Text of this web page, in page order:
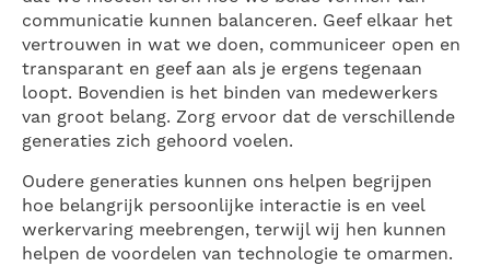
communicatie kunnen balanceren. Geef elkaar het
vertrouwen in wat we doen, communiceer open en
transparant en geef aan als je ergens tegenaan
loopt. Bovendien is het binden van medewerkers
van groot belang. Zorg ervoor dat de verschillende
generaties zich gehoord voelen.
Oudere generaties kunnen ons helpen begrijpen
hoe belangrijk persoonlijke interactie is en veel
werkervaring meebrengen, terwijl wij hen kunnen
helpen de voordelen van technologie te omarmen.